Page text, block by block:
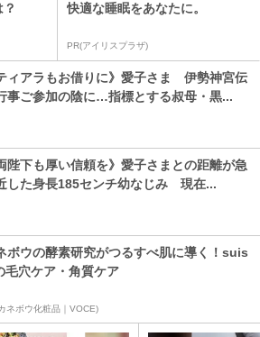
快適な睡眠をあなたに。
PR(アイリスプラザ)
ィアラもお借りに》愛子さま 伊勢神宮伝
事ご参加の陰に…指標とする叔母・黒...
陛下も厚い信頼を》愛子さまとの距離が急
した身長185センチ幼なじみ 現在...
ボウの酵素研究がつるすべ肌に導く！suis
毛穴ケア・角質ケア
ネボウ化粧品｜VOCE)